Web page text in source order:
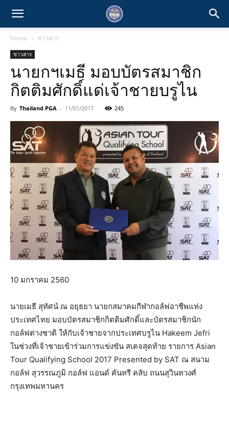
Home ข่าวสาร
ข่าวสาร
นายกฯเมธี มอบบัตรสมาชิก
กิตติมศักดิ์แด่เจ้าชายบรูไน
By Thailand PGA - 11/01/2017 245
10 มกราคม 2560
นายเมธี สุทัศน์ ณ อยุธยา นายกสมาคมกีฬากอล์ฟอาชีพแห่ง
ประเทศไทย มอบบัตรสมาชิกกิตติมศักดิ์และบัตรสมาชิกนัก
กอล์ฟต่างชาติ ให้กับเจ้าชายจากประเทศบรูไน Hakeem Jefri
ในช่วงที่เจ้าชายเข้าร่วมการแข่งขัน สเตจสุดท้าย รายการ Asian
Tour Qualifying School 2017 Presented by SAT ณ สนาม
กอล์ฟ สุวรรณภูมิ กอล์ฟ แอนด์ คันทรี คลับ ถนนสุวินทวงศ์
กรุงเทพมหานคร